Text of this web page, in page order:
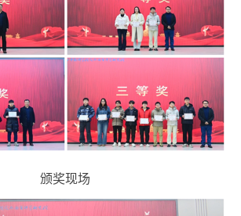
颁奖现场